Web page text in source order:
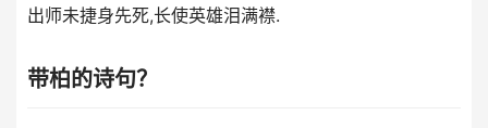
出师未捷身先死,长使英雄泪满襟.
带柏的诗句？